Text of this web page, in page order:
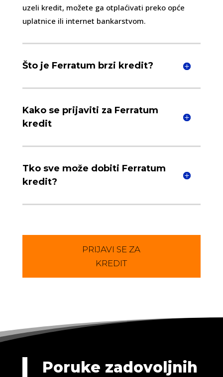
uzeli kredit, možete ga otplaćivati preko opće
uplatnice ili internet bankarstvom.
Što je Ferratum brzi kredit?
Kako se prijaviti za Ferratum
kredit
Tko sve može dobiti Ferratum
kredit?
PRIJAVI SE ZA
KREDIT
Poruke zadovoljnih